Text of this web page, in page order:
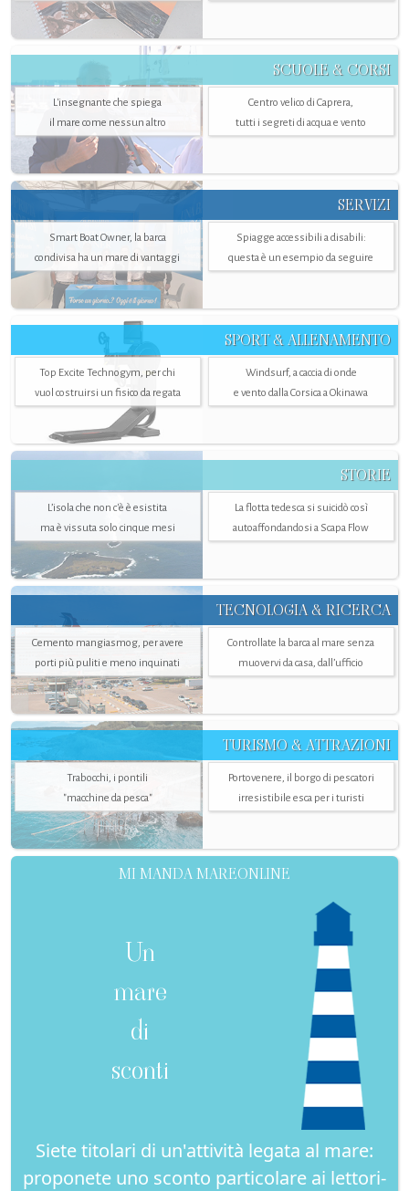
SCUOLE & CORSI
L'insegnante che spiega
il mare come nessun altro
Centro velico di Caprera,
tutti i segreti di acqua e vento
SERVIZI
Smart Boat Owner, la barca
condivisa ha un mare di vantaggi
Spiagge accessibili a disabili:
questa è un esempio da seguire
SPORT & ALLENAMENTO
Top Excite Technogym, per chi
vuol costruirsi un fisico da regata
Windsurf, a caccia di onde
e vento dalla Corsica a Okinawa
STORIE
L’isola che non c'è è esistita
ma è vissuta solo cinque mesi
La flotta tedesca si suicidò così
autoaffondandosi a Scapa Flow
TECNOLOGIA & RICERCA
Cemento mangiasmog, per avere
porti più puliti e meno inquinati
Controllate la barca al mare senza
muovervi da casa, dall’ufficio
TURISMO & ATTRAZIONI
Trabocchi, i pontili
"macchine da pesca"
Portovenere, il borgo di pescatori
irresistibile esca per i turisti
MI MANDA MAREONLINE
Un
mare
di
sconti
Siete titolari di un'attività legata al mare:
proponete uno sconto particolare ai lettori-